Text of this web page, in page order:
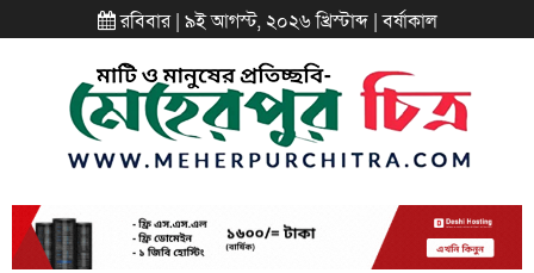
রবিবার | ৯ই আগস্ট, ২০২৬ খ্রিস্টাব্দ | বর্ষাকাল